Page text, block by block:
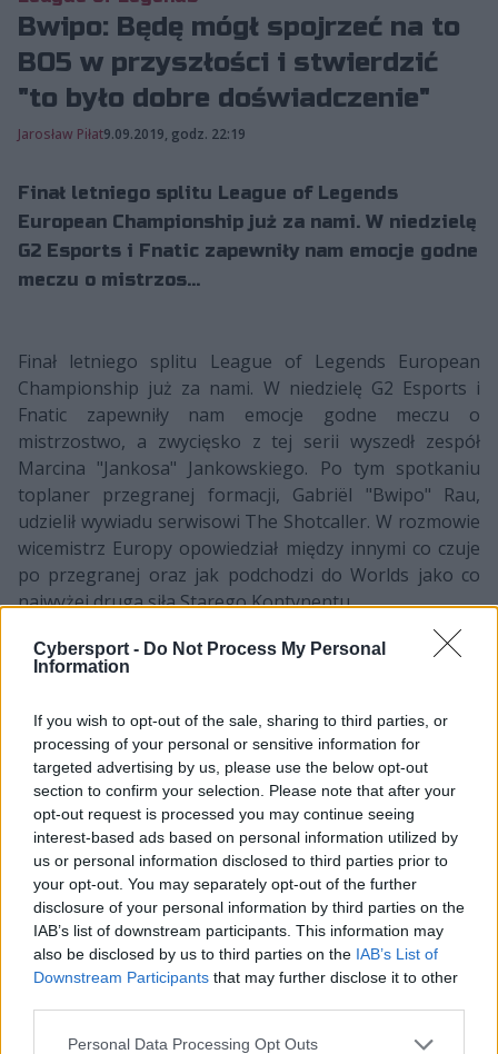
Cybersport - Do Not Process My Personal
Information
If you wish to opt-out of the sale, sharing to third parties, or
processing of your personal or sensitive information for
targeted advertising by us, please use the below opt-out
section to confirm your selection. Please note that after your
opt-out request is processed you may continue seeing
interest-based ads based on personal information utilized by
us or personal information disclosed to third parties prior to
your opt-out. You may separately opt-out of the further
disclosure of your personal information by third parties on the
IAB’s list of downstream participants. This information may
also be disclosed by us to third parties on the IAB’s List of
Downstream Participants that may further disclose it to other
Personal Data Processing Opt Outs
Bwipo: Będę mógł spojrzeć na to
BO5 w przyszłości i stwierdzić
"to było dobre doświadczenie"
Jarosław Piłat9.09.2019, godz. 22:19
Finał letniego splitu League of Legends
European Championship już za nami. W niedzielę
G2 Esports i Fnatic zapewniły nam emocje godne
meczu o mistrzos...
Finał letniego splitu League of Legends European
Championship już za nami. W niedzielę G2 Esports i
Fnatic zapewniły nam emocje godne meczu o
mistrzostwo, a zwycięsko z tej serii wyszedł zespół
Marcina "Jankosa" Jankowskiego. Po tym spotkaniu
toplaner przegranej formacji, Gabriël "Bwipo" Rau,
udzielił wywiadu serwisowi The Shotcaller. W rozmowie
wicemistrz Europy opowiedział między innymi co czuje
po przegranej oraz jak podchodzi do Worlds jako co
najwyżej druga siła Starego Kontynentu.
Mimo porażki z G2 Esports Belg zachowuje spokój
ducha na nadchodzący Regional Qualifier. –
[na Worlds], chcemy pokazać, że jesteśmy drugą
najlepszą drużyną w Europie. Nie chcę przegrać z G2 i
podejść do sprawy "a dobra, i tak przegraliśmy w finale,
walić to wszystko". To nie jest podejście jakie chcę mieć
w Regional Qualifier. Chcę się skoncentrować na tym,
co mogliśmy poprawić, czego mogę się nauczyć, jak
podejść do starć z takimi drużynami. (...)
Choć mieliśmy dziesięciu najlepszych europejskich
graczy z całego świata, wszyscy z nich mają słabości i
silne strony. Jestem szczęśliwy, bo nie wydaje mi się, że
to my pozwalaliśmy odkryć swoje słabości. G2 pokazało
swoje wady, a my je zdemaskowaliśmy. Tak, koniec